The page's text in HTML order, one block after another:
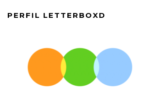
PERFIL LETTERBOXD